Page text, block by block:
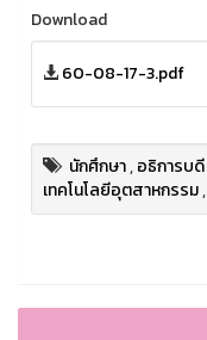
Download
60-08-17-3.pdf
นักศึกษา,อธิการบดี
เทคโนโลยีอุตสาหกรรม,